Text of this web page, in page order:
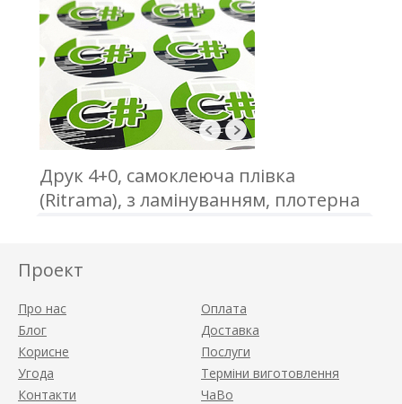
Друк 4+0, самоклеюча плівка
(Ritrama), з ламінуванням, плотерна
Проект
Про нас
Блог
Корисне
Угода
Контакти
Оплата
Доставка
Послуги
Терміни виготовлення
ЧаВо